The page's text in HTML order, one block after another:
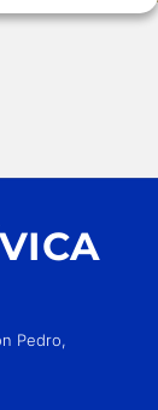
Pedro,